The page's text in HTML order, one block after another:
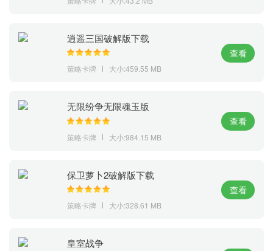
逍遥三国破解版下载
策略卡牌 大小:459.55 MB
查看
无限纷争无限魂玉版
策略卡牌 大小:984.15 MB
查看
保卫萝卜2破解版下载
策略卡牌 大小:328.61 MB
查看
皇室战争